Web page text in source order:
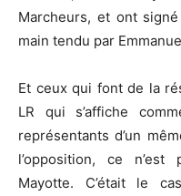
Marcheurs, et ont
main tendu par
Et ceux qui font de la
LR qui s’affiche
représentants d’un
l’opposition, ce
Mayotte. C’était le